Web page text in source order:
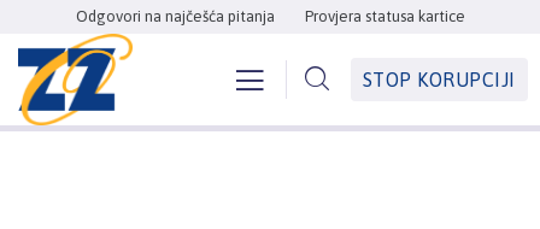
Odgovori na najčešća pitanja Provjera statusa kartice
STOP KORUPCIJI